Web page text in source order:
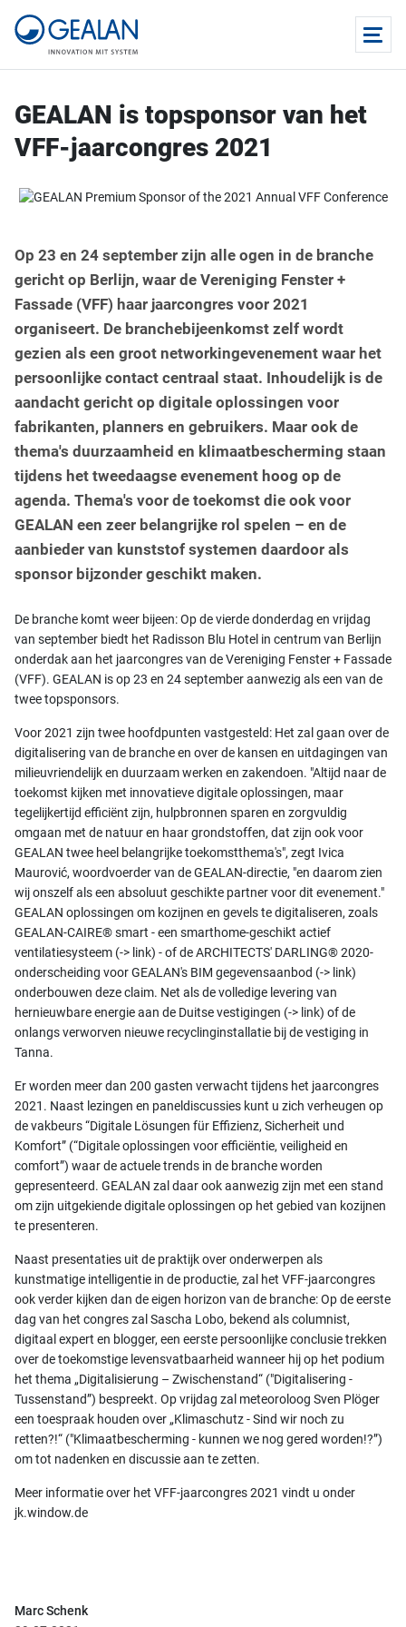
GEALAN is topsponsor van het
VFF-jaarcongres 2021
Op 23 en 24 september zijn alle ogen in de branche
gericht op Berlijn, waar de Vereniging Fenster +
Fassade (VFF) haar jaarcongres voor 2021
organiseert. De branchebijeenkomst zelf wordt
gezien als een groot networkingevenement waar het
persoonlijke contact centraal staat. Inhoudelijk is de
aandacht gericht op digitale oplossingen voor
fabrikanten, planners en gebruikers. Maar ook de
thema's duurzaamheid en klimaatbescherming staan
tijdens het tweedaagse evenement hoog op de
agenda. Thema's voor de toekomst die ook voor
GEALAN een zeer belangrijke rol spelen – en de
aanbieder van kunststof systemen daardoor als
sponsor bijzonder geschikt maken.
De branche komt weer bijeen: Op de vierde donderdag en vrijdag
van september biedt het Radisson Blu Hotel in centrum van Berlijn
onderdak aan het jaarcongres van de Vereniging Fenster + Fassade
(VFF). GEALAN is op 23 en 24 september aanwezig als een van de
twee topsponsors.
Voor 2021 zijn twee hoofdpunten vastgesteld: Het zal gaan over de
digitalisering van de branche en over de kansen en uitdagingen van
milieuvriendelijk en duurzaam werken en zakendoen. "Altijd naar de
toekomst kijken met innovatieve digitale oplossingen, maar
tegelijkertijd efficiënt zijn, hulpbronnen sparen en zorgvuldig
omgaan met de natuur en haar grondstoffen, dat zijn ook voor
GEALAN twee heel belangrijke toekomstthema's", zegt Ivica
Maurović, woordvoerder van de GEALAN-directie, "en daarom zien
wij onszelf als een absoluut geschikte partner voor dit evenement."
GEALAN oplossingen om kozijnen en gevels te digitaliseren, zoals
GEALAN-CAIRE® smart - een smarthome-geschikt actief
ventilatiesysteem (-> link) - of de ARCHITECTS' DARLING® 2020-
onderscheiding voor GEALAN's BIM gegevensaanbod (-> link)
onderbouwen deze claim. Net als de volledige levering van
hernieuwbare energie aan de Duitse vestigingen (-> link) of de
onlangs verworven nieuwe recyclinginstallatie bij de vestiging in
Tanna.
Er worden meer dan 200 gasten verwacht tijdens het jaarcongres
2021. Naast lezingen en paneldiscussies kunt u zich verheugen op
de vakbeurs “Digitale Lösungen für Effizienz, Sicherheit und
Komfort” (“Digitale oplossingen voor efficiëntie, veiligheid en
comfort”) waar de actuele trends in de branche worden
gepresenteerd. GEALAN zal daar ook aanwezig zijn met een stand
om zijn uitgekiende digitale oplossingen op het gebied van kozijnen
te presenteren.
Naast presentaties uit de praktijk over onderwerpen als
kunstmatige intelligentie in de productie, zal het VFF-jaarcongres
ook verder kijken dan de eigen horizon van de branche: Op de eerste
dag van het congres zal Sascha Lobo, bekend als columnist,
digitaal expert en blogger, een eerste persoonlijke conclusie trekken
over de toekomstige levensvatbaarheid wanneer hij op het podium
het thema „Digitalisierung – Zwischenstand“ ("Digitalisering -
Tussenstand”) bespreekt. Op vrijdag zal meteoroloog Sven Plöger
een toespraak houden over „Klimaschutz - Sind wir noch zu
retten?!“ ("Klimaatbescherming - kunnen we nog gered worden!?”)
om tot nadenken en discussie aan te zetten.
Meer informatie over het VFF-jaarcongres 2021 vindt u onder
jk.window.de
Marc Schenk